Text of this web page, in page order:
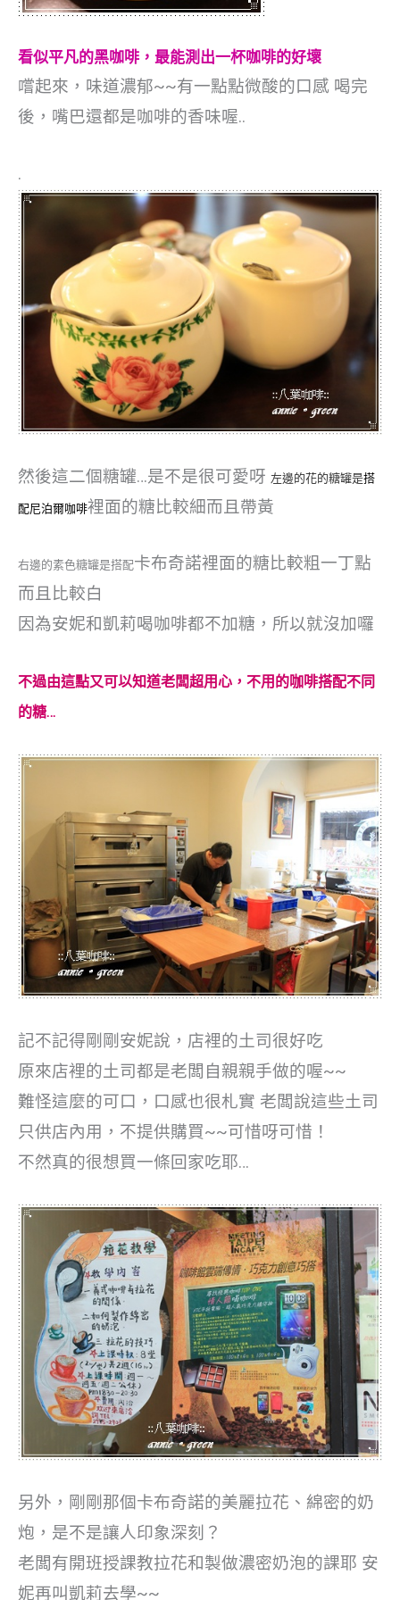
看似平凡的黑咖啡，最能測出一杯咖啡的好壞
嚐起來，味道濃郁~~有一點點微酸的口感 喝完
後，嘴巴還都是咖啡的香味喔..
.
然後這二個糖罐…是不是很可愛呀 左邊的花的糖罐是搭
配尼泊爾咖啡裡面的糖比較細而且帶黃
右邊的素色糖罐是搭配卡布奇諾裡面的糖比較粗一丁點
而且比較白
因為安妮和凱莉喝咖啡都不加糖，所以就沒加囉
不過由這點又可以知道老闆超用心，不用的咖啡搭配不同
的糖…
記不記得剛剛安妮說，店裡的土司很好吃
原來店裡的土司都是老闆自親親手做的喔~~
難怪這麼的可口，口感也很札實 老闆說這些土司
只供店內用，不提供購買~~可惜呀可惜！
不然真的很想買一條回家吃耶…
另外，剛剛那個卡布奇諾的美麗拉花、綿密的奶
炮，是不是讓人印象深刻？
老闆有開班授課教拉花和製做濃密奶泡的課耶 安
妮再叫凱莉去學~~